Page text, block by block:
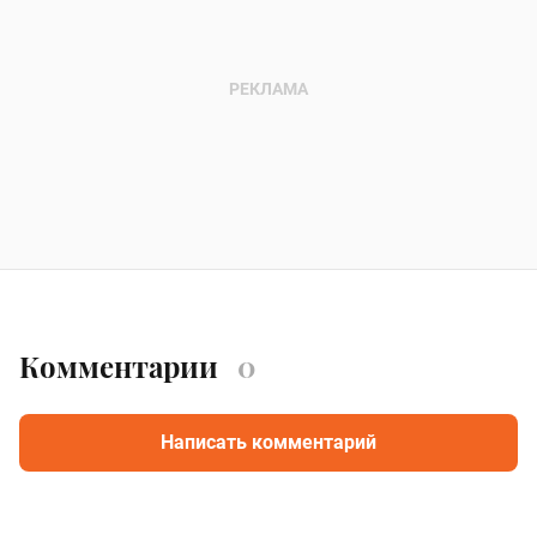
Комментарии 0
Написать комментарий